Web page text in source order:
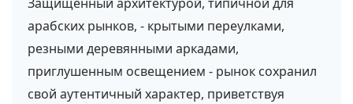
Защищенный архитектурой, типичной для
арабских рынков, - крытыми переулками,
резными деревянными аркадами,
приглушенным освещением - рынок сохранил
свой аутентичный характер, приветствуя